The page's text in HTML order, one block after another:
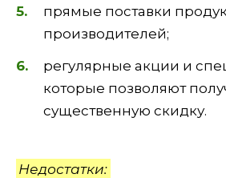
прямые поставки
производителей;
регулярные акции и
которые позволяют
существенную скидку.
Недостатки: